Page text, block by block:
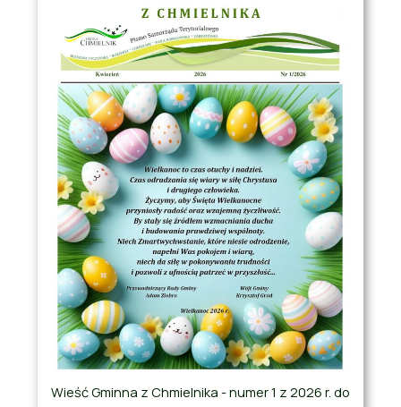
Wieść Gminna z Chmielnika - numer 1 z 2026 r. do